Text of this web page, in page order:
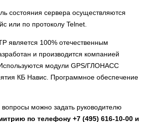
состояния сервера осуществляются
или по протоколу Telnet.
является 100% отечественным
и производится компанией
модули GPS/ГЛОНАСС
КБ Навис. Программное обеспечение
можно задать руководителю
по телефону +7 (495) 616-10-00 и